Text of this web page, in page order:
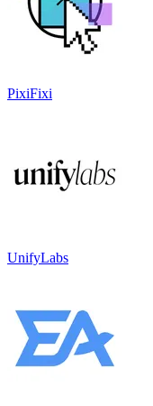
PixiFixi
UnifyLabs